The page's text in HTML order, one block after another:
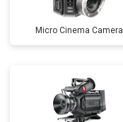
Micro Cinema Camera